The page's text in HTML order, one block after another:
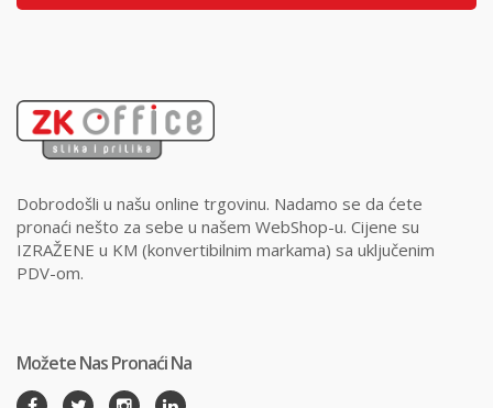
Dobrodošli u našu online trgovinu. Nadamo se da ćete
pronaći nešto za sebe u našem WebShop-u. Cijene su
IZRAŽENE u KM (konvertibilnim markama) sa uključenim
PDV-om.
Možete Nas Pronaći Na